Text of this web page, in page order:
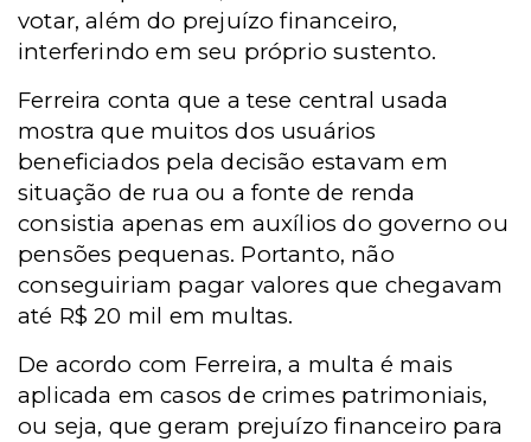
votar, além do prejuízo financeiro,
interferindo em seu próprio sustento.
Ferreira conta que a tese central usada
mostra que muitos dos usuários
beneficiados pela decisão estavam em
situação de rua ou a fonte de renda
consistia apenas em auxílios do governo ou
pensões pequenas. Portanto, não
conseguiriam pagar valores que chegavam
até R$ 20 mil em multas.
De acordo com Ferreira, a multa é mais
aplicada em casos de crimes patrimoniais,
ou seja, que geram prejuízo financeiro para